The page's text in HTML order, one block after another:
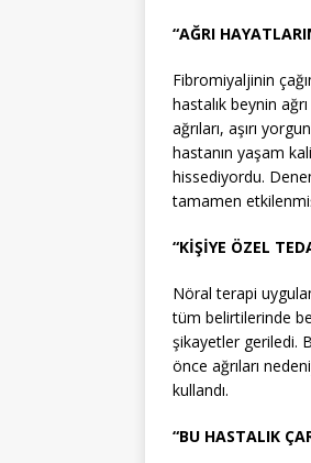
“AĞRI
Fibromiyaljinin
hastalık beynin
ağrıları, aşırı
hastanın yaşam
hissediyordu.
tamamen
“KİŞİYE ÖZEL
Nöral terapi
tüm belirtilerinde
şikayetler geriledi.
önce ağrıları
kullandı.
“BU HASTALIK